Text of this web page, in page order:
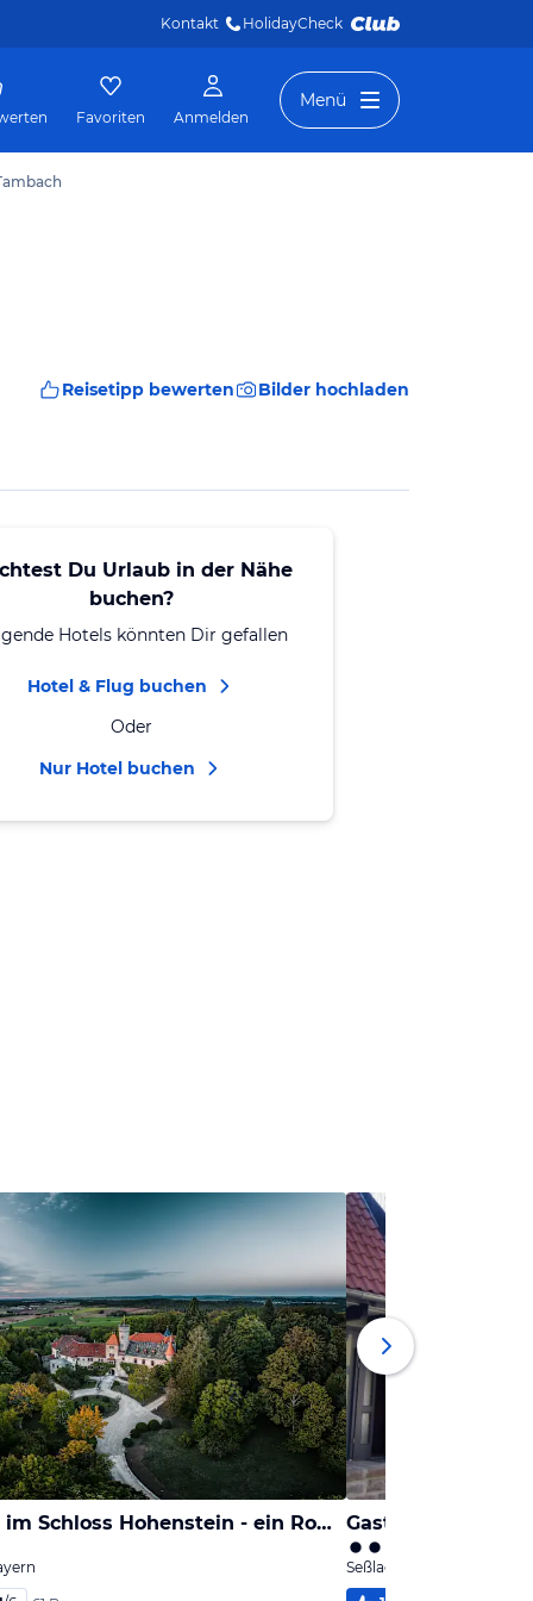
Kontakt HolidayCheck
Favoriten Anmelden
Menü
Reisetipp bewerten Bilder hochladen
Du Urlaub in der Nähe
buchen?
Hotels könnten Dir gefallen
Hotel & Flug buchen
Oder
Nur Hotel buchen
Rehbergers im Schloss Hohenstein - ein Romantik Hotel Gasthof
Seßlach, Bayern